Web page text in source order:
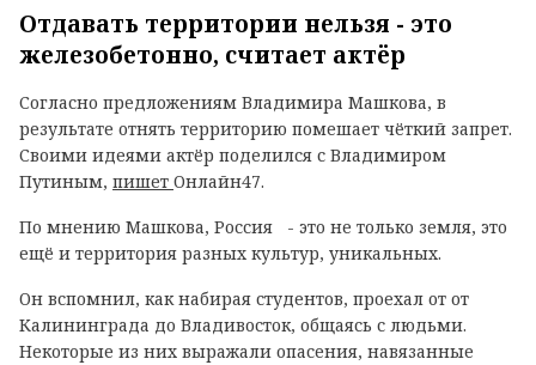
Отдавать территории нельзя - это
железобетонно, считает актёр
Согласно предложениям Владимира Машкова, в
результате отнять территорию помешает чёткий запрет.
Своими идеями актёр поделился с Владимиром
Путиным, пишет Онлайн47.
По мнению Машкова, Россия - это не только земля, это
ещё и территория разных культур, уникальных.
Он вспомнил, как набирая студентов, проехал от от
Калининграда до Владивосток, общаясь с людьми.
Некоторые из них выражали опасения, навязанные